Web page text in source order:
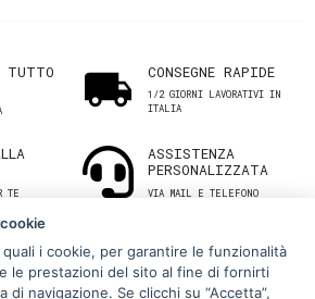
TUTTO
CONSEGNE RAPIDE
1/2 GIORNI LAVORATIVI IN
ITALIA
TE
ASSISTENZA
PERSONALIZZATA
VIA MAIL E TELEFONO
i cookie, per garantire le funzionalità
le prestazioni del sito al fine di fornirti
di navigazione. Se clicchi su “Accetta”,